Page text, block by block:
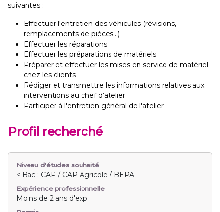
suivantes :
Effectuer l'entretien des véhicules (révisions,
remplacements de pièces...)
Effectuer les réparations
Effectuer les préparations de matériels
Préparer et effectuer les mises en service de matériel
chez les clients
Rédiger et transmettre les informations relatives aux
interventions au chef d’atelier
Participer à l'entretien général de l'atelier
Profil recherché
Niveau d'études souhaité
< Bac : CAP / CAP Agricole / BEPA
Expérience professionnelle
Moins de 2 ans d'exp